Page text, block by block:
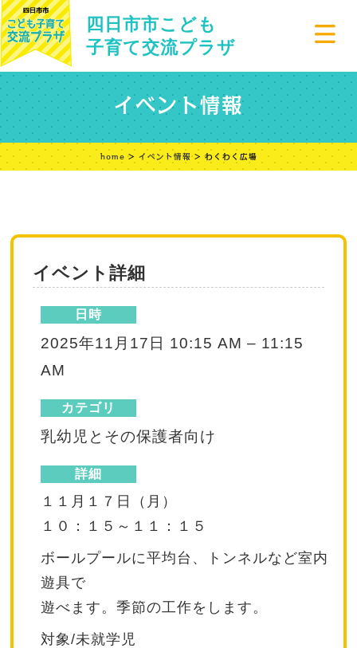
四日市市こども
子育て交流プラザ
イベント情報
home > イベント情報> わくわく広場
イベント詳細
日時
2025年11月17日 10:15 AM – 11:15
AM
カテゴリ
乳幼児とその保護者向け
詳細
１１月１７日（月）
１０：１５～１１：１５
ボールプールに平均台、トンネルなど室内
遊具で
遊べます。季節の工作をします。
対象/未就学児